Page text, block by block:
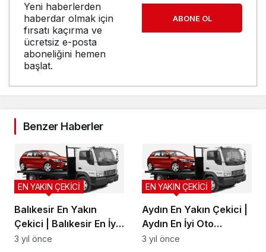
Yeni haberlerden
haberdar olmak için
fırsatı kaçırma ve
ücretsiz e-posta
aboneliğini hemen
başlat.
ABONE OL
Benzer Haberler
Balıkesir En Yakın
Çekici | Balıkesir En İyi
Oto Kurtarma, Balıkesir
EN YAKIN ÇEKİCİ
3 yıl önce
Aydın En Yakın Çekici |
Aydın En İyi Oto
Kurtarma, Aydın Yol
EN YAKIN ÇEKİCİ
3 yıl önce